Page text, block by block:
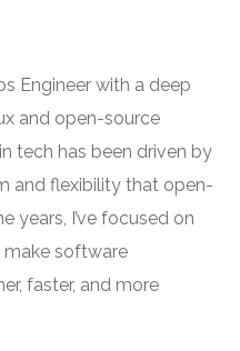
Engineer with a deep
and open-source
tech has been driven by
and flexibility that open-
years, I’ve focused on
make software
faster, and more